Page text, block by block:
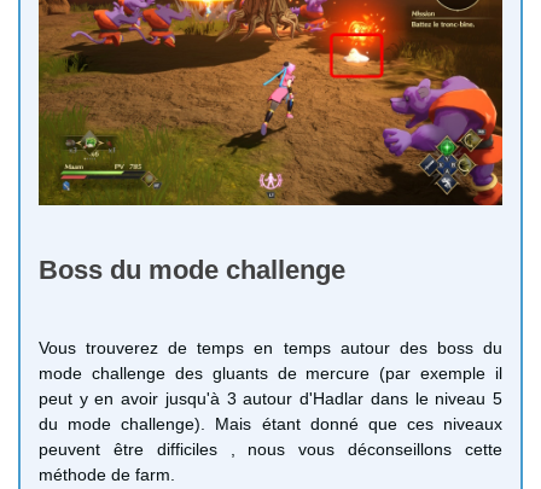
Boss du mode challenge
Vous trouverez de temps en temps autour des boss du
mode challenge des gluants de mercure (par exemple il
peut y en avoir jusqu'à 3 autour d'Hadlar dans le niveau 5
du mode challenge). Mais étant donné que ces niveaux
peuvent être difficiles , nous vous déconseillons cette
méthode de farm.